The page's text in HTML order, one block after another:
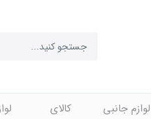
لوازم جانبی
کالای